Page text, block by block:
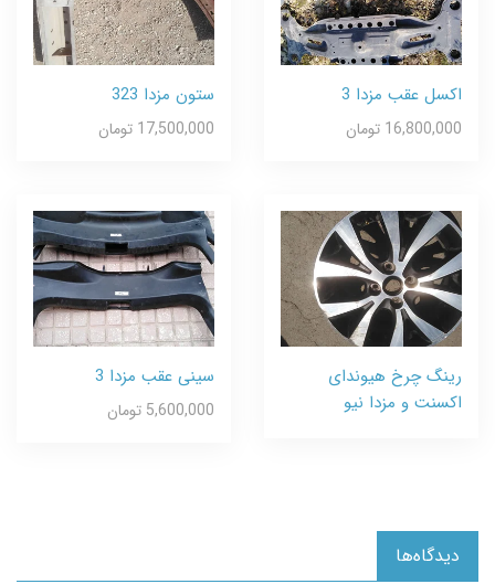
اکسل عقب مزدا 3
16,800,000 تومان
ستون مزدا 323
17,500,000 تومان
رینگ چرخ هیوندای
اکسنت و مزدا نیو
سینی عقب مزدا 3
5,600,000 تومان
دیدگاه‌ها